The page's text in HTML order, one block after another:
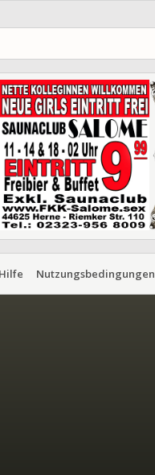
Hilfe Nutzungsbedingungen